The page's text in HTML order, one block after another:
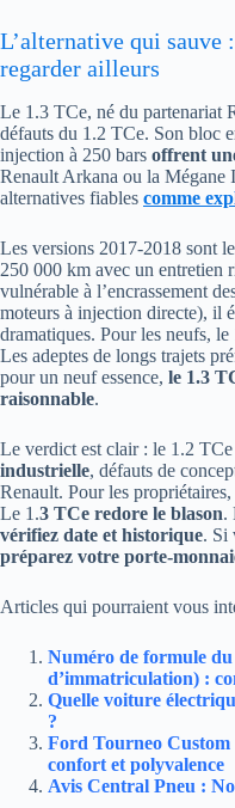
L’alternative qui
regarder ailleurs
Le 1.3 TCe, né du partenariat
défauts du 1.2 TCe. Son bloc
injection à 250 bars offrent
Renault Arkana ou la Mégane
alternatives fiables comme
Les versions 2017-2018 sont
250 000 km avec un entretien
vulnérable à l’encrassement
moteurs à injection directe), il
dramatiques. Pour les neufs,
Les adeptes de longs trajets
pour un neuf essence, le 1.3
raisonnable.
Le verdict est clair : le 1.2 TCe
industrielle, défauts de
Renault. Pour les propriétaires,
Le 1.3 TCe redore le blason.
vérifiez date et historique. Si
préparez votre porte-
Articles qui pourraient vous
Numéro de formule
d’immatriculation) :
Quelle voiture
?
Ford Tourneo Custom
confort et polyvalence
Avis Central Pneu :